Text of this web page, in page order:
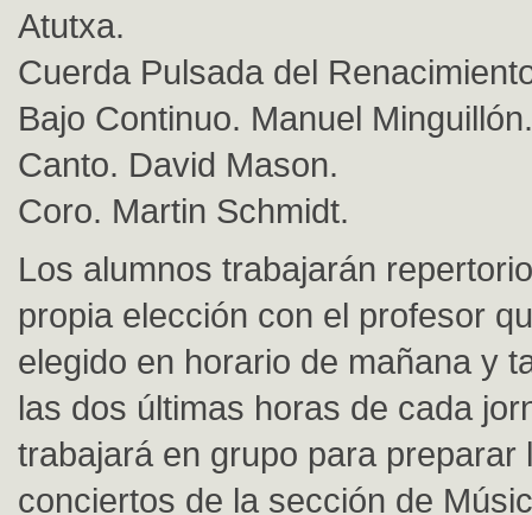
Atutxa.
Cuerda Pulsada del
Bajo Continuo. Manuel Minguillón.
Canto. David Mason.
Coro. Martin Schmidt.
Los alumnos trabajarán
propia elección con el profesor
elegido en horario de mañana y
las dos últimas horas de cada
trabajará en grupo para preparar
conciertos de la sección de